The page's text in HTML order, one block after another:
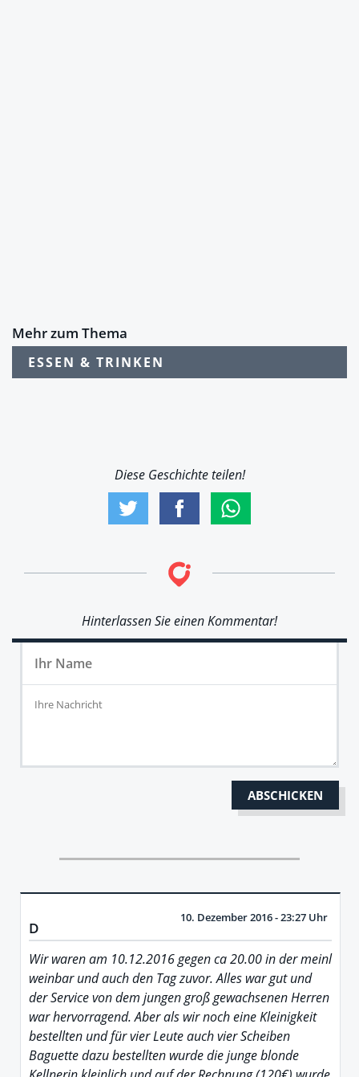
Mehr zum Thema
ESSEN & TRINKEN
Diese Geschichte teilen!
Hinterlassen Sie einen Kommentar!
D
10. Dezember 2016 - 23:27 Uhr
Wir waren am 10.12.2016 gegen ca 20.00 in der meinl
weinbar und auch den Tag zuvor. Alles war gut und
der Service von dem jungen groß gewachsenen Herren
war hervorragend. Aber als wir noch eine Kleinigkeit
bestellten und für vier Leute auch vier Scheiben
Baguette dazu bestellten wurde die junge blonde